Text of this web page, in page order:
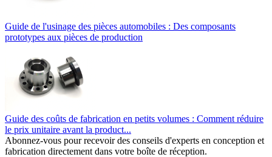
Guide de l'usinage des pièces automobiles : Des composants
prototypes aux pièces de production
Guide des coûts de fabrication en petits volumes : Comment réduire
le prix unitaire avant la product...
Abonnez-vous pour recevoir des conseils d'experts en conception et
fabrication directement dans votre boîte de réception.